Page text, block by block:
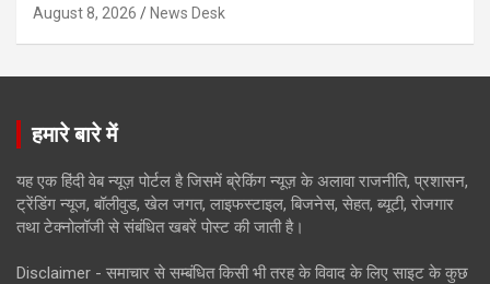
August 8, 2026 News Desk
हमारे बारे में
यह एक हिंदी वेब न्यूज़ पोर्टल है जिसमें ब्रेकिंग न्यूज़ के अलावा राजनीति, प्रशासन,
ट्रेंडिंग न्यूज, बॉलीवुड, खेल जगत, लाइफस्टाइल, बिजनेस, सेहत, ब्यूटी, रोजगार
तथा टेक्नोलॉजी से संबंधित खबरें पोस्ट की जाती है।
Disclaimer - समाचार से सम्बंधित किसी भी तरह के विवाद के लिए साइट के कुछ